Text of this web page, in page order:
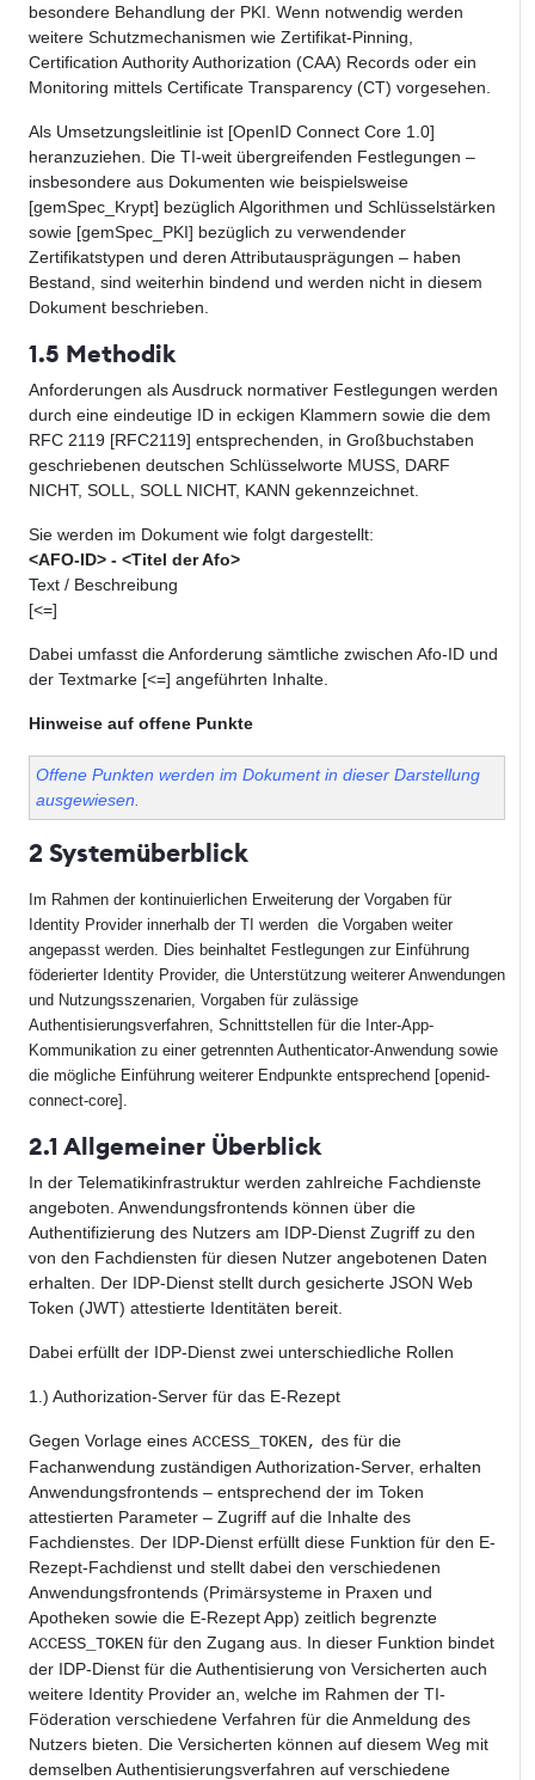
besondere Behandlung der PKI. Wenn notwendig werden
weitere Schutzmechanismen wie Zertifikat-Pinning,
Certification Authority Authorization (CAA) Records oder ein
Monitoring mittels Certificate Transparency (CT) vorgesehen.
Als Umsetzungsleitlinie ist [OpenID Connect Core 1.0]
heranzuziehen. Die TI-weit übergreifenden Festlegungen –
insbesondere aus Dokumenten wie beispielsweise
[gemSpec_Krypt] bezüglich Algorithmen und Schlüsselstärken
sowie [gemSpec_PKI] bezüglich zu verwendender
Zertifikatstypen und deren Attributausprägungen – haben
Bestand, sind weiterhin bindend und werden nicht in diesem
Dokument beschrieben.
1.5 Methodik
Anforderungen als Ausdruck normativer Festlegungen werden
durch eine eindeutige ID in eckigen Klammern sowie die dem
RFC 2119 [RFC2119] entsprechenden, in Großbuchstaben
geschriebenen deutschen Schlüsselworte MUSS, DARF
NICHT, SOLL, SOLL NICHT, KANN gekennzeichnet.
Sie werden im Dokument wie folgt dargestellt:
<AFO-ID> - <Titel der Afo>
Text / Beschreibung
[<=]
Dabei umfasst die Anforderung sämtliche zwischen Afo-ID und
der Textmarke [<=] angeführten Inhalte.
Hinweise auf offene Punkte
Offene Punkten werden im Dokument in dieser Darstellung
ausgewiesen.
2 Systemüberblick
Im Rahmen der kontinuierlichen Erweiterung der Vorgaben für
Identity Provider innerhalb der TI werden die Vorgaben weiter
angepasst werden. Dies beinhaltet Festlegungen zur Einführung
föderierter Identity Provider, die Unterstützung weiterer Anwendungen
und Nutzungsszenarien, Vorgaben für zulässige
Authentisierungsverfahren, Schnittstellen für die Inter-App-
Kommunikation zu einer getrennten Authenticator-Anwendung sowie
die mögliche Einführung weiterer Endpunkte entsprechend [openid-
connect-core].
2.1 Allgemeiner Überblick
In der Telematikinfrastruktur werden zahlreiche Fachdienste
angeboten. Anwendungsfrontends können über die
Authentifizierung des Nutzers am IDP-Dienst Zugriff zu den
von den Fachdiensten für diesen Nutzer angebotenen Daten
erhalten. Der IDP-Dienst stellt durch gesicherte JSON Web
Token (JWT) attestierte Identitäten bereit.
Dabei erfüllt der IDP-Dienst zwei unterschiedliche Rollen
1.) Authorization-Server für das E-Rezept
Gegen Vorlage eines ACCESS_TOKEN, des für die
Fachanwendung zuständigen Authorization-Server, erhalten
Anwendungsfrontends – entsprechend der im Token
attestierten Parameter – Zugriff auf die Inhalte des
Fachdienstes. Der IDP-Dienst erfüllt diese Funktion für den E-
Rezept-Fachdienst und stellt dabei den verschiedenen
Anwendungsfrontends (Primärsysteme in Praxen und
Apotheken sowie die E-Rezept App) zeitlich begrenzte
ACCESS_TOKEN für den Zugang aus. In dieser Funktion bindet
der IDP-Dienst für die Authentisierung von Versicherten auch
weitere Identity Provider an, welche im Rahmen der TI-
Föderation verschiedene Verfahren für die Anmeldung des
Nutzers bieten. Die Versicherten können auf diesem Weg mit
demselben Authentisierungsverfahren auf verschiedene